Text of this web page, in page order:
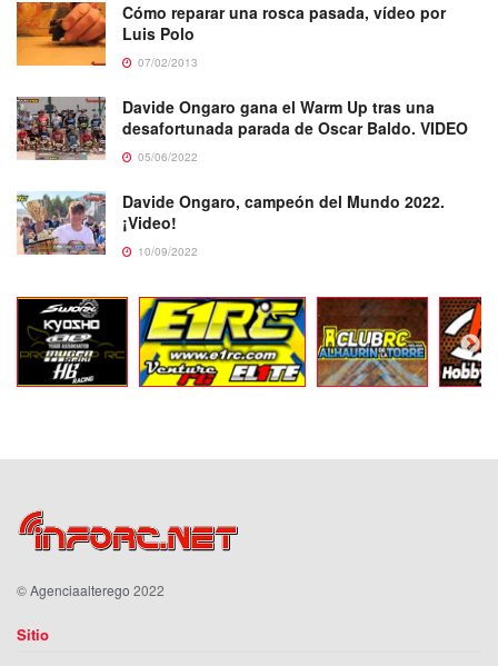
Cómo reparar una rosca pasada, vídeo por
Luis Polo
07/02/2013
Davide Ongaro gana el Warm Up tras una
desafortunada parada de Oscar Baldo. VIDEO
05/06/2022
Davide Ongaro, campeón del Mundo 2022.
¡Video!
10/09/2022
©Agenciaalterego 2022
Sitio